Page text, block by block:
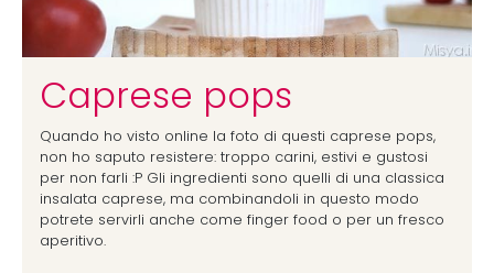
Caprese pops
Quando ho visto online la foto di questi caprese pops,
non ho saputo resistere: troppo carini, estivi e gustosi
per non farli :P Gli ingredienti sono quelli di una classica
insalata caprese, ma combinandoli in questo modo
potrete servirli anche come finger food o per un fresco
aperitivo.